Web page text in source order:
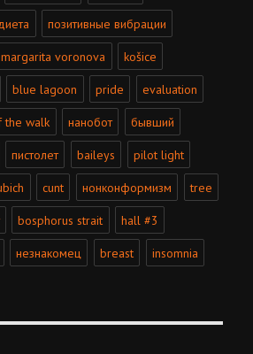
диета позитивные вибрации
margarita voronova košice
blue lagoon pride evaluation
the walk нанобот бывший
пистолет baileys pilot light
cunt нонконформизм tree
bosphorus strait hall #3
незнакомец breast insomnia